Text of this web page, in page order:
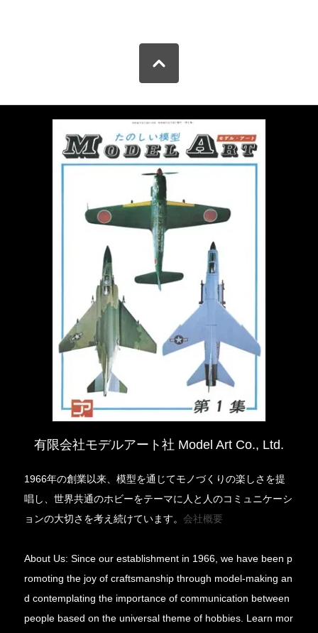
有限会社モデルアート社 Model Art Co., Ltd.
1966年の創業以来、模型を通じてモノづくりの楽しさを提
唱し、世界共通のホビーをテーマに人と人のコミュニケーシ
ョンの大切さを考え続けています。会社概要
About Us: Since our establishment in 1966, we have been p
romoting the joy of craftsmanship through model-making an
d contemplating the importance of communication between
people based on the universal theme of hobbies. Learn mor